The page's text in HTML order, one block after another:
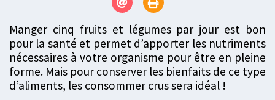
Manger cinq fruits et légumes par jour est bon
pour la santé et permet d’apporter les nutriments
nécessaires à votre organisme pour être en pleine
forme. Mais pour conserver les bienfaits de ce type
d’aliments, les consommer crus sera idéal !